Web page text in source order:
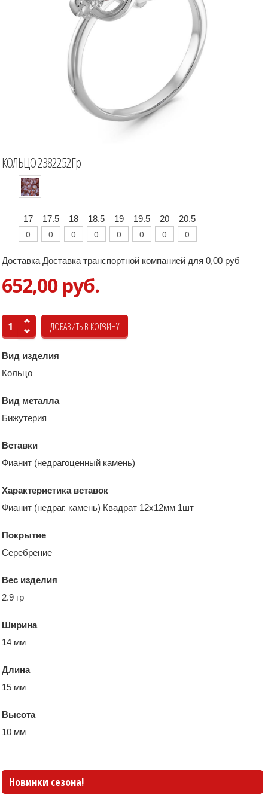
КОЛЬЦО 2382252Гр
17 17.5 18 18.5 19 19.5 20 20.5
Доставка Доставка транспортной компанией для 0,00 руб
652,00 руб.
Вид изделия
Кольцо
Вид металла
Бижутерия
Вставки
Фианит (недрагоценный камень)
Характеристика вставок
Фианит (недраг. камень) Квадрат 12х12мм 1шт
Покрытие
Серебрение
Вес изделия
2.9 гр
Ширина
14 мм
Длина
15 мм
Высота
10 мм
Новинки сезона!